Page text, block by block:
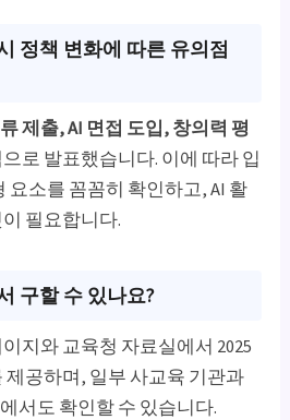
정책 변화에 따른 유의점
제출, AI 면접 도입, 창의력 평
로 발표했습니다. 이에 따라 입
요소를 꼼꼼히 확인하고, AI 활
필요합니다.
구할 수 있나요?
지와 교육청 자료실에서 2025
제공하며, 일부 사교육 기관과
서도 확인할 수 있습니다.